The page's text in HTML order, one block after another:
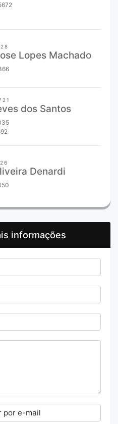
Lopes Machado
dos Santos
Denardi
informações
por e-mail